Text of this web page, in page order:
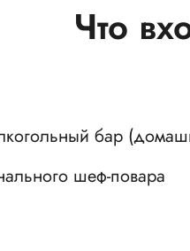
Что
бар
шеф-повара